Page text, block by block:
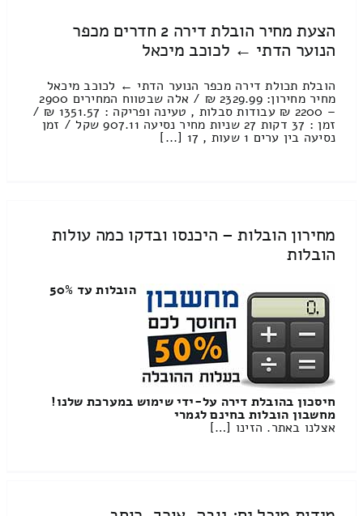
הצעת מחיר הובלת דירה 2 חדרים מכפר
הנוער הדתי ← לכוכב מיכאל
הובלת תכולת דירה מכפר הנוער הדתי ← לכוכב מיכאל
מחיר מחירון: 2329.99 ₪ / אלה שבטווח המחירים 2900
– 2200 ₪ עבודות סבלות , טעינה ופריקה : 1351.57 ₪ /
זמן : 37 דקות 27 שניות מחיר נסיעה 907.11 שקל / זמן
נסיעה בין ערים 1 שעות , 17 [...]
מחירון הובלות – היכנסו ובדקו כמה עולות
הובלות
הובלות עד 50%
חיסכון בהובלת דירה על-ידי שימוש במערכת שלנו!
מחשבון הובלות בחינם לגמרי
אצלנו באתר. הזינו […]